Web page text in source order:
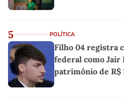
5 POLÍTICA
Filho 04 registra
federal como Jair
patrimônio de R$